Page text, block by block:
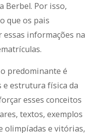
Berbel. Por isso,
que os pais
informações na
predominante é
e estrutura física da
esses conceitos
textos, exemplos
olimpíadas e vitórias,